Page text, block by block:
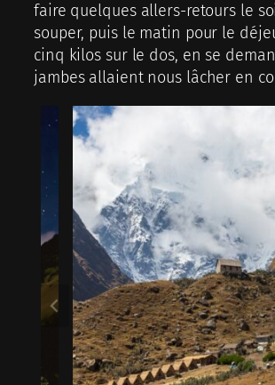
faire quelques allers-retours le
souper, puis le matin pour le
cinq kilos sur le dos, en se
jambes allaient nous lâcher en